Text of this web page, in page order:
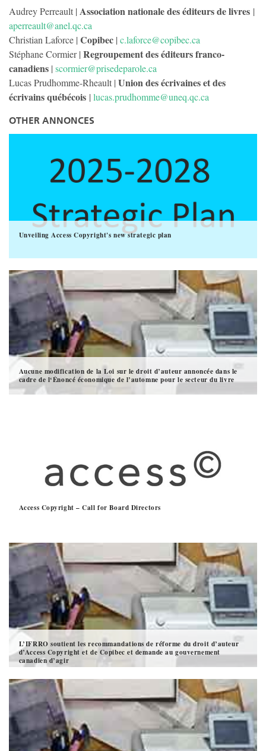
Audrey Perreault | Association nationale des éditeurs de livres |
aperreault@anel.qc.ca
Christian Laforce | Copibec | c.laforce@copibec.ca
Stéphane Cormier | Regroupement des éditeurs franco-
canadiens | scormier@prisedeparole.ca
Lucas Prudhomme-Rheault | Union des écrivaines et des
écrivains québécois | lucas.prudhomme@uneq.qc.ca
OTHER ANNONCES
Unveiling Access Copyright's new strategic plan
Aucune modification de la Loi sur le droit d’auteur annoncée dans le
cadre de l‘Énoncé économique de l’automne pour le secteur du livre
Access Copyright – Call for Board Directors
L’IFRRO soutient les recommandations de réforme du droit d’auteur
d’Access Copyright et de Copibec et demande au gouvernement
canadien d’agir